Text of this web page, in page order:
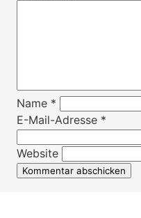
Name *
E-Mail-Adresse *
Website